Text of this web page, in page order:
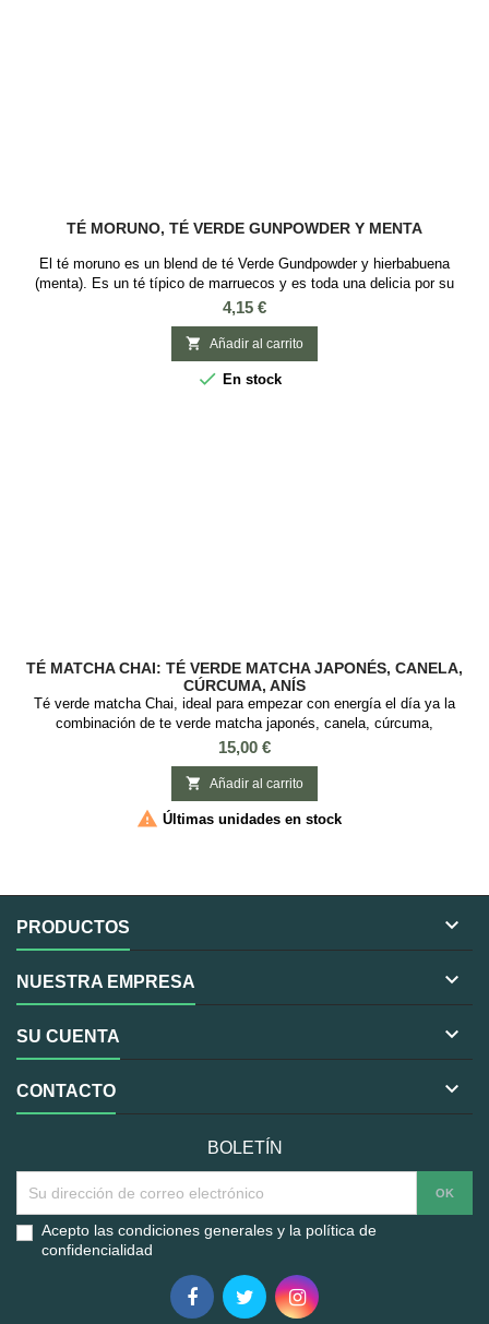
TÉ MORUNO, TÉ VERDE GUNPOWDER Y MENTA
El té moruno es un blend de té Verde Gundpowder y hierbabuena
(menta). Es un té típico de marruecos y es toda una delicia por su
sabor refrescante y dulce, sus propiedades diuréticas y su contenido en
fluor. Ingredientes: Té verde Gunpowder y hierbabuena.
Precio
4,15 €
 Añadir al carrito
 En stock
TÉ MATCHA CHAI: TÉ VERDE MATCHA JAPONÉS, CANELA,
CÚRCUMA, ANÍS
Té verde matcha Chai, ideal para empezar con energía el día ya la
combinación de te verde matcha japonés, canela, cúrcuma,
cardamomo, comino y anís te dan un extra de energía. Ingredientes
orgánicos En lata de 30gr.
Precio
15,00 €
 Añadir al carrito
 Últimas unidades en stock
PRODUCTOS 
NUESTRA EMPRESA 
SU CUENTA 
CONTACTO 
BOLETÍN
Acepto las condiciones generales y la política de
confidencialidad